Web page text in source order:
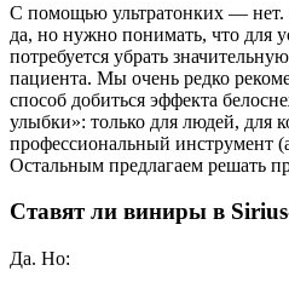
С помощью ультратонких —
да, но нужно понимать, что для
потребуется убрать
пациента. Мы очень редко
способ добиться эффекта
улыбки»: только для людей, для
профессиональный инструмент
Остальным предлагаем решать
Ставят ли виниры в
Да. Но: